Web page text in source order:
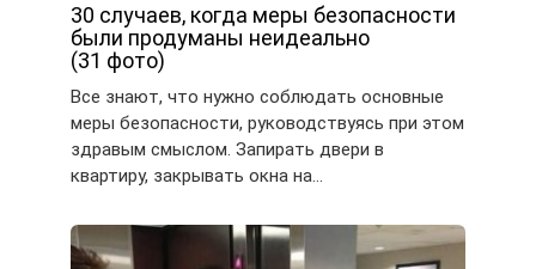
30 случаев, когда меры безопасности
были продуманы неидеально
(31 фото)
Все знают, что нужно соблюдать основные
меры безопасности, руководствуясь при этом
здравым смыслом. Запирать двери в
квартиру, закрывать окна на…